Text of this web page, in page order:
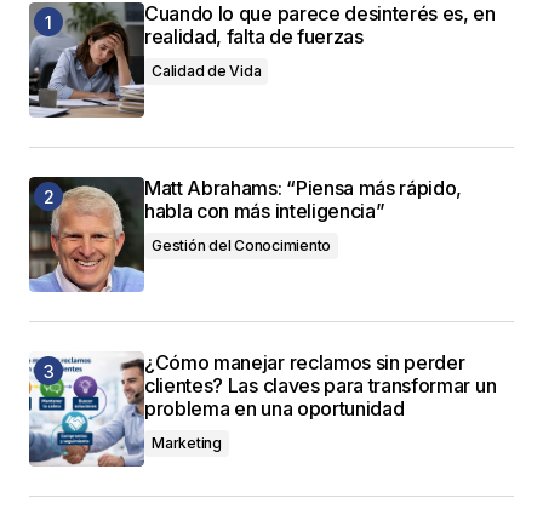
Cuando lo que parece desinterés es, en
realidad, falta de fuerzas
Calidad de Vida
Matt Abrahams: “Piensa más rápido,
habla con más inteligencia”
Gestión del Conocimiento
¿Cómo manejar reclamos sin perder
clientes? Las claves para transformar un
problema en una oportunidad
Marketing